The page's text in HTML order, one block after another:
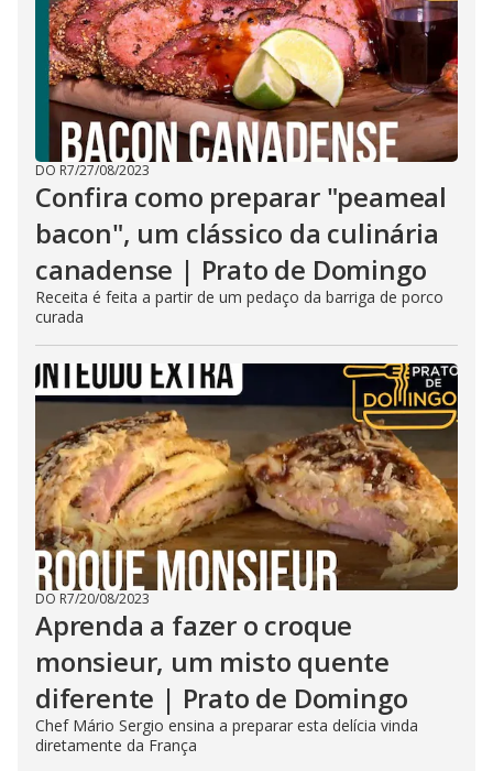
DO R7/27/08/2023
Confira como preparar "peameal
bacon", um clássico da culinária
canadense | Prato de Domingo
Receita é feita a partir de um pedaço da barriga de porco
curada
DO R7/20/08/2023
Aprenda a fazer o croque
monsieur, um misto quente
diferente | Prato de Domingo
Chef Mário Sergio ensina a preparar esta delícia vinda
diretamente da França